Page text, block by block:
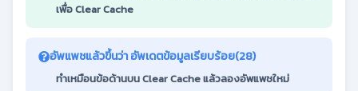
เพื่อ Clear Cache
อัพแพชแล้วขึ้นว่า อัพเดตข้อมูลเรียบร้อย(28)
ทำเหมือนข้อด้านบน Clear Cache แล้วลองอัพแพชใหม่